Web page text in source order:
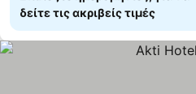
δείτε τις ακριβείς τιμές